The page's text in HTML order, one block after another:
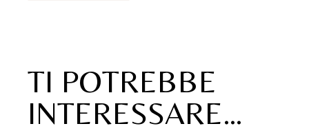
TI POTREBBE
INTERESSARE…